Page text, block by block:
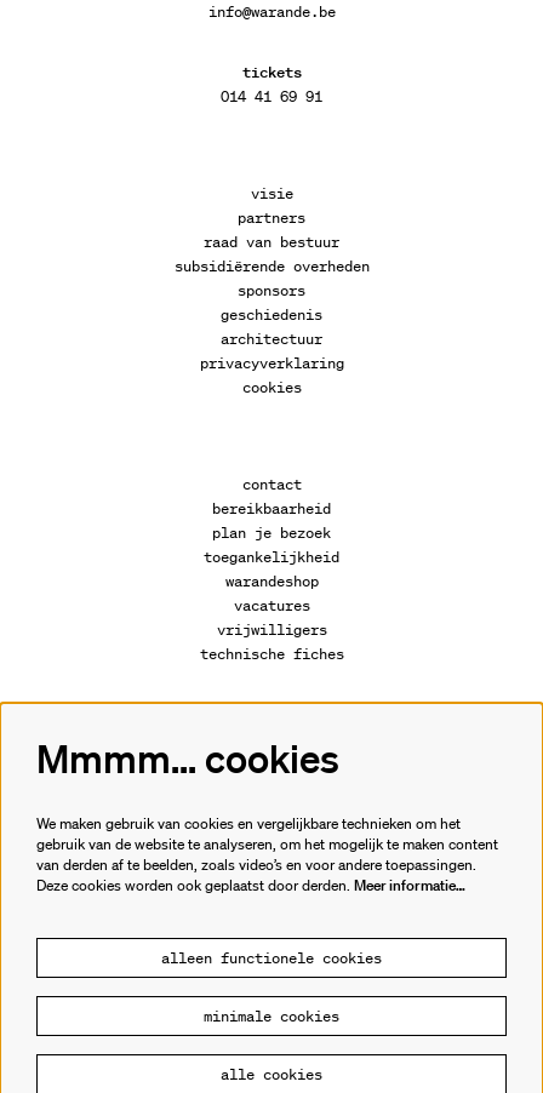
info@warande.be
tickets
014 41 69 91
visie
partners
raad van bestuur
subsidiërende overheden
sponsors
geschiedenis
architectuur
privacyverklaring
cookies
contact
bereikbaarheid
plan je bezoek
toegankelijkheid
warandeshop
vacatures
vrijwilligers
technische fiches
Volg ons
Meld je aan voor de nieuwsbrief.
© Cultuurhuis de Warande
Powered byCultureSuite
Mmmm... cookies
We maken gebruik van cookies en vergelijkbare technieken om het
gebruik van de website te analyseren, om het mogelijk te maken content
van derden af te beelden, zoals video’s en voor andere toepassingen.
Deze cookies worden ook geplaatst door derden. Meer informatie…
alleen functionele cookies
minimale cookies
alle cookies